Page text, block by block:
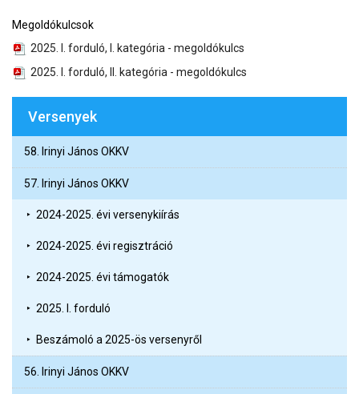
Megoldókulcsok
2025. I. forduló, I. kategória - megoldókulcs
2025. I. forduló, II. kategória - megoldókulcs
Versenyek
58. Irinyi János OKKV
57. Irinyi János OKKV
2024-2025. évi versenykiírás
2024-2025. évi regisztráció
2024-2025. évi támogatók
2025. I. forduló
Beszámoló a 2025-ös versenyről
56. Irinyi János OKKV